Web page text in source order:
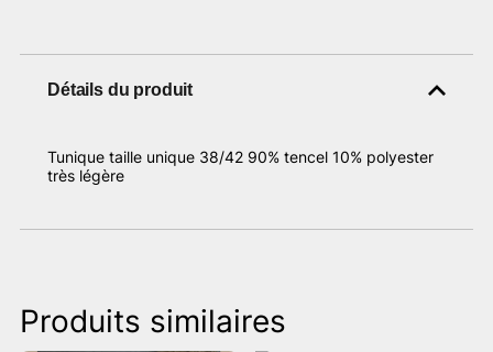
Détails du produit
Tunique taille unique 38/42 90% tencel 10% polyester
très légère
Produits similaires